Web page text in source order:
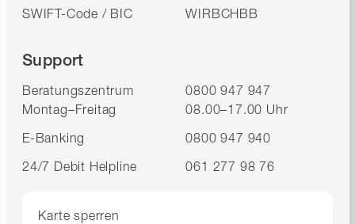
SWIFT-Code / BIC
WIRBCHBB
Support
Beratungszentrum
0800 947 947
Montag–Freitag
08.00–17.00 Uhr
E-Banking
0800 947 940
24/7 Debit Helpline
061 277 98 76
Karte sperren